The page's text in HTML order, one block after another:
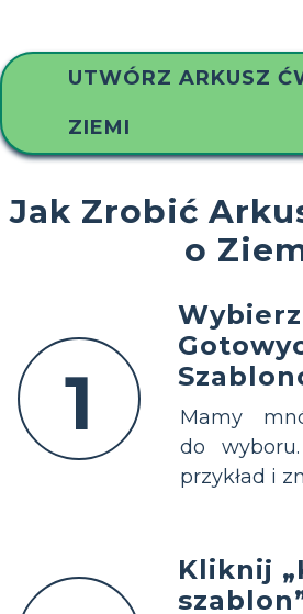
UTWÓRZ ARKUSZ
ZIEMI
Jak Zrobić
o
1
Mamy
do
przykład i
Kliknij